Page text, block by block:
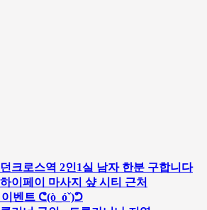
크로스역 2인1실 남자 한분 구합니다
이페이 마사지 샾 시티 근처
벤트 ᕦ(ò_óˇ)ᕤ